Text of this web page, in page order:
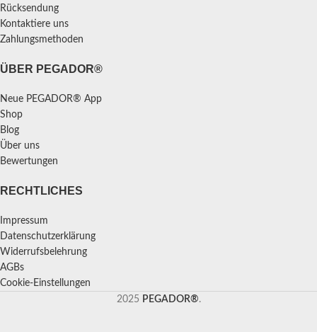
Rücksendung
Kontaktiere uns
Zahlungsmethoden
ÜBER PEGADOR®
Neue PEGADOR® App
Shop
Blog
Über uns
Bewertungen
RECHTLICHES
Impressum
Datenschutzerklärung
Widerrufsbelehrung
AGBs
Cookie-Einstellungen
2025 PEGADOR®.